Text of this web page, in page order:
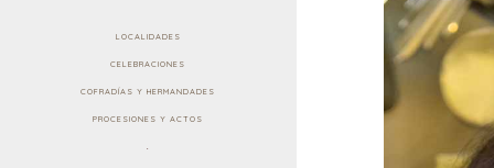
LOCALIDADES
CELEBRACIONES
COFRADÍAS Y HERMANDADES
PROCESIONES Y ACTOS
.